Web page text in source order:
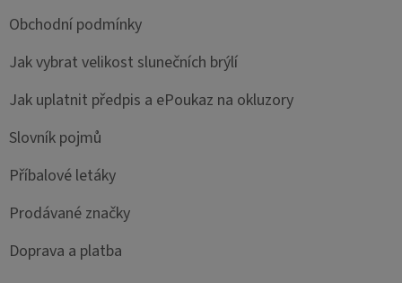
Obchodní podmínky
Jak vybrat velikost slunečních brýlí
Jak uplatnit předpis a ePoukaz na okluzory
Slovník pojmů
Příbalové letáky
Prodávané značky
Doprava a platba